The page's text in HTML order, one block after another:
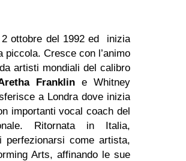
ottobre del 1992 ed inizia
Cresce con l’animo
artisti mondiali del calibro
Franklin e Whitney
a Londra dove inizia
importanti vocal coach del
Ritornata in Italia,
perfezionarsi come artista,
Arts, affinando le sue